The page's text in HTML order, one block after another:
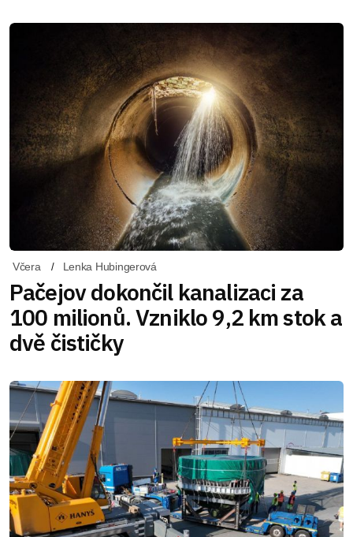
Včera Lenka Hubingerová
Pačejov dokončil kanalizaci za
100 milionů. Vzniklo 9,2 km stok a
dvě čističky